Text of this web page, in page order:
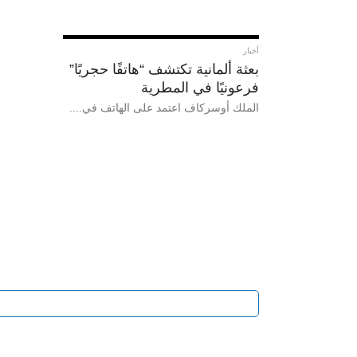
أخبار
بعثة ألمانية تكتشف “هاتفًا حجريًا”
فرعونيًا في المطرية
الملك أوسركاف اعتمد على الهاتف في....